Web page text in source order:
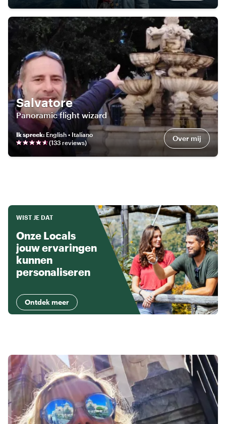
Salvatore
Panoramic flight wizard
Ik spreek: English • Italiano
(133 reviews) Over mij
WIST JE DAT
Onze Locals
jouw ervaringen
kunnen
personaliseren
Ontdek meer